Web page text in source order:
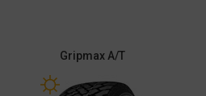
Gripmax A/T